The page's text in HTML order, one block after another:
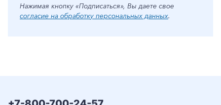
Нажимая кнопку «Подписаться», Вы даете свое
согласие на обработку персональных данных.